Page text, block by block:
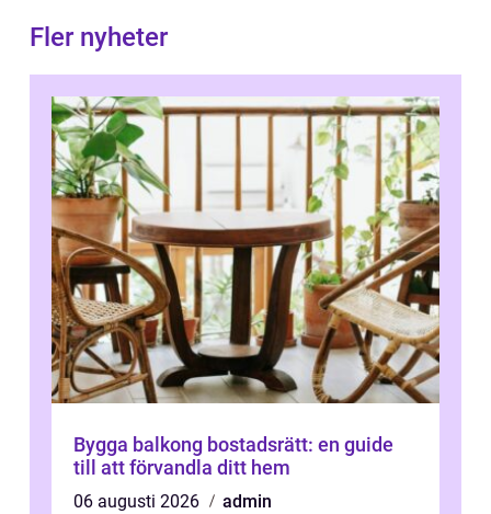
Fler nyheter
Bygga balkong bostadsrätt: en guide
till att förvandla ditt hem
06 augusti 2026
admin